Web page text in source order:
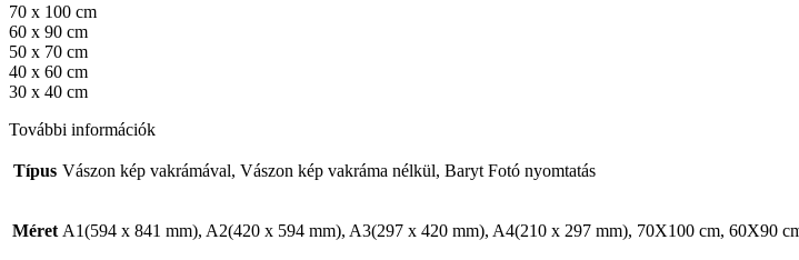
70 x 100 cm
60 x 90 cm
50 x 70 cm
40 x 60 cm
30 x 40 cm
További információk
Típus Vászon kép vakrámával, Vászon kép vakráma nélkül, Baryt Fotó nyomtatás
Méret A1(594 x 841 mm), A2(420 x 594 mm), A3(297 x 420 mm), A4(210 x 297 mm), 70X100 cm, 60X90